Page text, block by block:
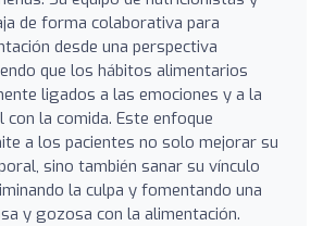
de forma colaborativa para
desde una perspectiva
que los hábitos alimentarios
ligados a las emociones y a la
con la comida. Este enfoque
a los pacientes no solo mejorar su
sino también sanar su vínculo
la culpa y fomentando una
y gozosa con la alimentación.